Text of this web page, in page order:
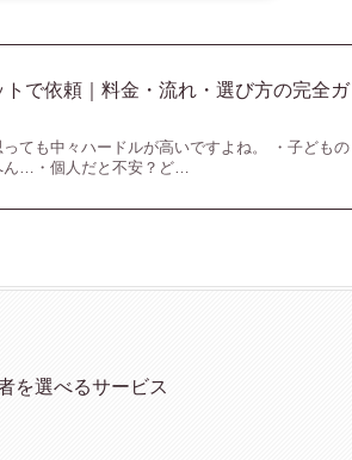
で依頼｜料金・流れ・選び方の完全ガ
ても中々ハードルが高いですよね。 ・子どもの
ん…・個人だと不安？ど…
を選べるサービス